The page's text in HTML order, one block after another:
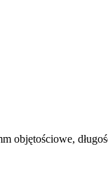
objętościowe,